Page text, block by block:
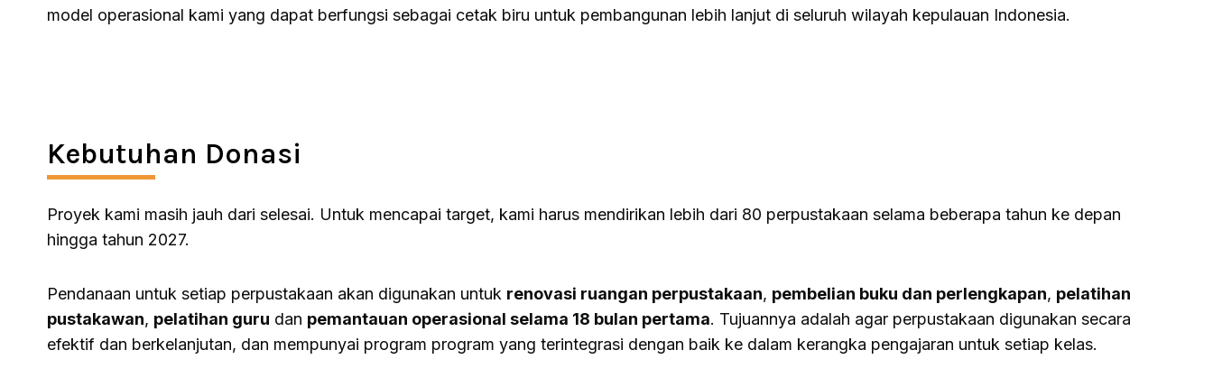
model operasional kami yang dapat berfungsi sebagai cetak biru untuk pembangunan lebih lanjut di seluruh wilayah kepulauan Indonesia.
Kebutuhan Donasi
Proyek kami masih jauh dari selesai. Untuk mencapai target, kami harus mendirikan lebih dari 80 perpustakaan selama beberapa tahun ke depan
hingga tahun 2027.
Pendanaan untuk setiap perpustakaan akan digunakan untuk renovasi ruangan perpustakaan, pembelian buku dan perlengkapan, pelatihan
pustakawan, pelatihan guru dan pemantauan operasional selama 18 bulan pertama. Tujuannya adalah agar perpustakaan digunakan secara
efektif dan berkelanjutan, dan mempunyai program program yang terintegrasi dengan baik ke dalam kerangka pengajaran untuk setiap kelas.